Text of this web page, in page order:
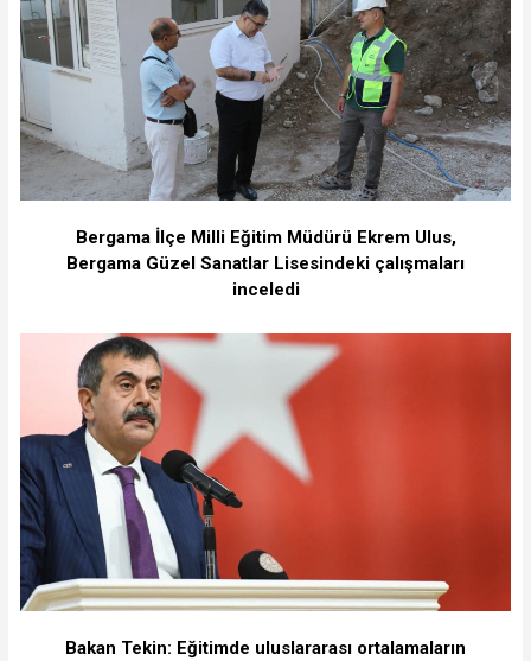
Bergama İlçe Milli Eğitim Müdürü Ekrem Ulus,
Bergama Güzel Sanatlar Lisesindeki çalışmaları
inceledi
Bakan Tekin: Eğitimde uluslararası ortalamaların